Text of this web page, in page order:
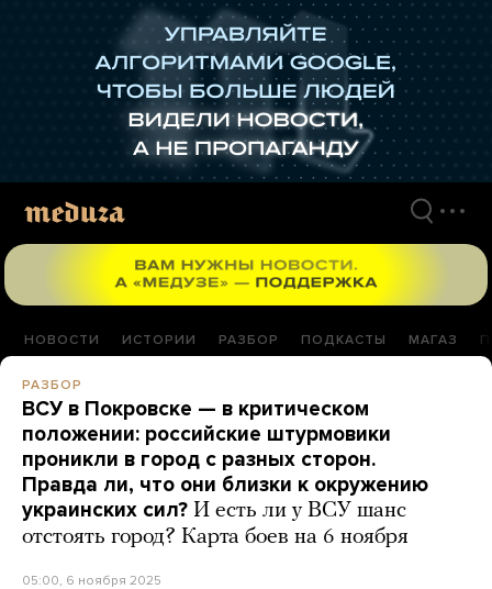
НОВОСТИ ИСТОРИИ РАЗБОР ПОДКАСТЫ МАГАЗ
РАЗБОР
ВСУ в Покровске — в критическом
положении: российские штурмовики
проникли в город с разных сторон.
Правда ли, что они близки к окружению
украинских сил? И есть ли у ВСУ шанс
отстоять город? Карта боев на 6 ноября
05:00, 6 ноября 2025